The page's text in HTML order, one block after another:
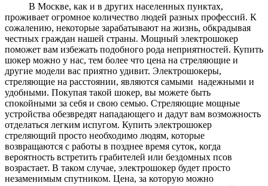
В Москве, как и в других населенных пунктах,
проживает огромное количество людей разных профессий. К
сожалению, некоторые зарабатывают на жизнь, обкрадывая
честных граждан нашей страны. Мощный электрошокер
поможет вам избежать подобного рода неприятностей. Купить
шокер можно у нас, тем более что цена на стреляющие и
другие модели вас приятно удивит. Электрошокеры,
стреляющие на расстоянии, являются самыми надежными и
удобными. Покупая такой шокер, вы можете быть
спокойными за себя и свою семью. Стреляющие мощные
устройства обезвредят нападающего и дадут вам возможность
отделаться легким испугом. Купить электрошокер
стреляющий просто необходимо людям, которые
возвращаются с работы в позднее время суток, когда
вероятность встретить грабителей или бездомных псов
возрастает. В таком случае, электрошокер будет просто
незаменимым спутником. Цена, за которую можно